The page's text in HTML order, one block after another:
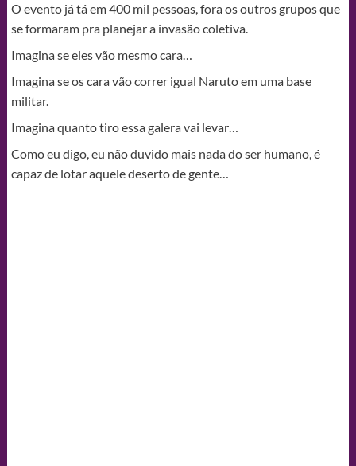
O evento já tá em 400 mil pessoas, fora os outros grupos que
se formaram pra planejar a invasão coletiva.
Imagina se eles vão mesmo cara…
Imagina se os cara vão correr igual Naruto em uma base
militar.
Imagina quanto tiro essa galera vai levar…
Como eu digo, eu não duvido mais nada do ser humano, é
capaz de lotar aquele deserto de gente…